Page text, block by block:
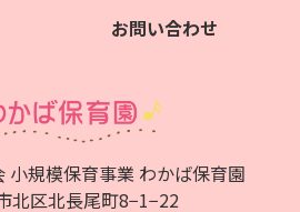
お問い合わせ
小規模保育事業 わかば保育園
北区北⻑尾町8−1−22